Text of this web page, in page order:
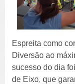
Espreita como
Diversão ao
sucesso do dia
de Eixo, que